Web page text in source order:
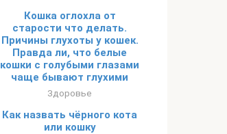
Кошка оглохла от
старости что делать.
Причины глухоты у кошек.
Правда ли, что белые
кошки с голубыми глазами
чаще бывают глухими
Здоровье
Как назвать чёрного кота
или кошку